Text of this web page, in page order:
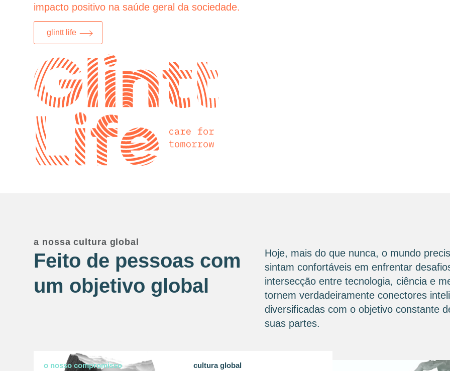
impacto positivo na saúde geral da sociedade.
glintt life
a nossa cultura global
Feito de pessoas com
um objetivo global
Hoje, mais do que nunca, o mundo
sintam confortáveis ​​em enfrentar
intersecção entre tecnologia, ciência e
tornem verdadeiramente conectores
diversificadas com o objetivo constante
suas partes.
o nosso compromisso cultura global